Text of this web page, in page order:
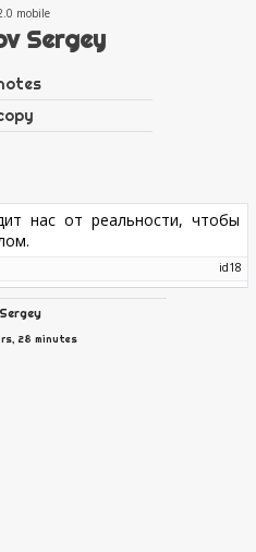
Sergey
нас от реальности, чтобы
18
28 minutes